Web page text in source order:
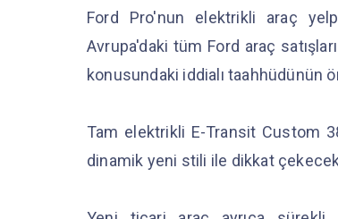
Ford Pro'nun elektrikli araç
Avrupa'daki tüm Ford araç
konusundaki iddialı taahhüdünün
Tam elektrikli E-Transit Custom
dinamik yeni stili ile dikkat